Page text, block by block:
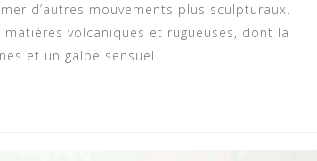
d’autres mouvements plus sculpturaux.
volcaniques et rugueuses, dont la
et un galbe sensuel.